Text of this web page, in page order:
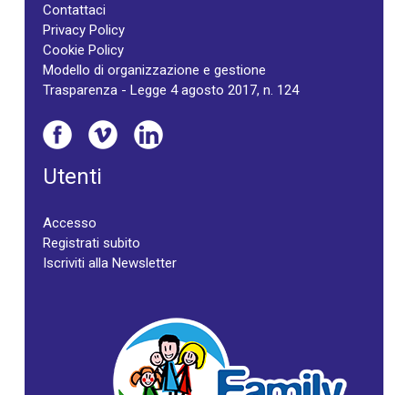
Contattaci
Privacy Policy
Cookie Policy
Modello di organizzazione e gestione
Trasparenza - Legge 4 agosto 2017, n. 124
Utenti
Accesso
Registrati subito
Iscriviti alla Newsletter